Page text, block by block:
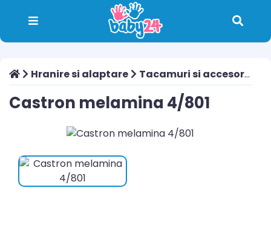
Hranire si alaptare Tacamuri si accesorii
Castron melamina 4/801